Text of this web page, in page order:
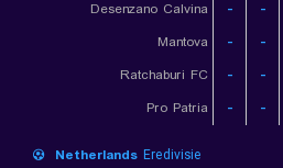
Desenzano Calvina
- -
Mantova
- -
Ratchaburi FC
- -
Pro Patria
- -
Netherlands Eredivisie